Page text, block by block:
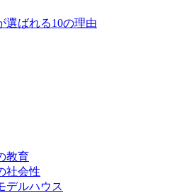
選ばれる10の理由
教育
社会性
デルハウス